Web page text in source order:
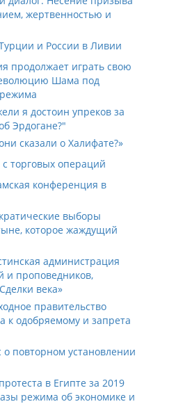
жертвенностью и
и России в Ливии
продолжает играть свою
Шама под
я достоин упреков за
Эрдогане?"
сказали о Халифате?»
с торговых операций
конференция в
выборы
которое жаждущий
администрация
и проповедников,
века»
правительство
к одобряемому и запрета
о повторном установлении
в Египте за 2019
режима об экономике и